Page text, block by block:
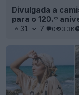
Divulgada a
para o 120.º
31 7 0 3.3K